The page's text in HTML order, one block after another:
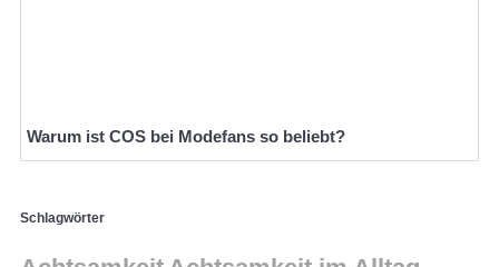
Warum ist COS bei Modefans so beliebt?
Schlagwörter